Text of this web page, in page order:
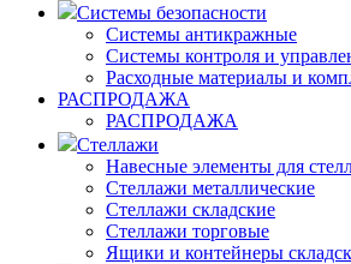
Системы безопасности
Системы антикражные
Системы контроля и
Расходные материалы и
РАСПРОДАЖА
РАСПРОДАЖА
Стеллажи
Навесные элементы для
Стеллажи металлические
Стеллажи складские
Стеллажи торговые
Ящики и контейнеры